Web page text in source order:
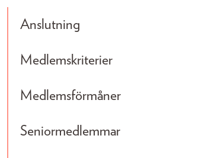
Anslutning
Medlemskriterier
Medlemsförmåner
Seniormedlemmar